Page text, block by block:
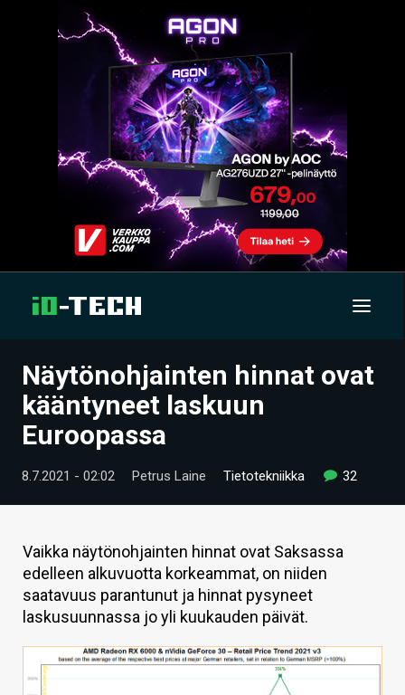
UUTISET
ARTIKKELIT
VIDEOT
TECHBBS
TIETOA
HINTA.FI
KAUPPA
VAIHDA TEEMA
Näytönohjainten hinnat ovat
kääntyneet laskuun
Euroopassa
8.7.2021 - 02:02 Petrus Laine Tietotekniikka 32
Vaikka näytönohjainten hinnat ovat Saksassa
edelleen alkuvuotta korkeammat, on niiden
saatavuus parantunut ja hinnat pysyneet
laskusuunnassa jo yli kuukauden päivät.